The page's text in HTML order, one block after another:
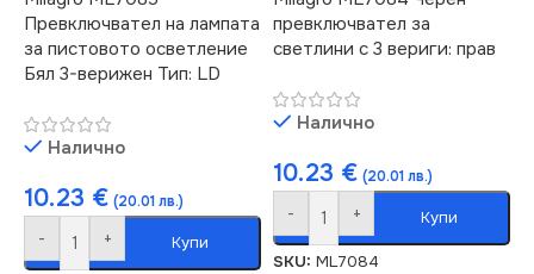
ЦВЯТ Черно
СИСТЕМА
Стандартна 220V
ЦВЯТ Бяло
ТИП РЕЛСОВА
СИСТЕМА
Стандартна 220V
Превключвател на лампата
за пистовото осветление
Бял 3-верижен Тип: LD
Налично
10.23 € (20.01 лв.)
- + Купи
превключвател за
светлини с 3 вериги: прав
Налично
10.23 € (20.01 лв.)
- + Купи
SKU: ML7084